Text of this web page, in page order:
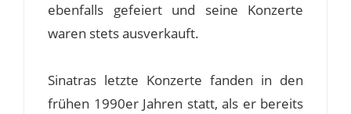
ebenfalls gefeiert und seine Konzerte
waren stets ausverkauft.
Sinatras letzte Konzerte fanden in den
frühen 1990er Jahren statt, als er bereits